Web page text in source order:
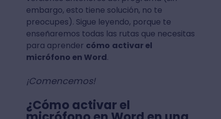
embargo, esto tiene solución, no te
preocupes). Sigue leyendo, porque te
enseñaremos todas las rutas que necesitas
para aprender cómo activar el
micrófono en Word.
¡Comencemos!
¿Cómo activar el